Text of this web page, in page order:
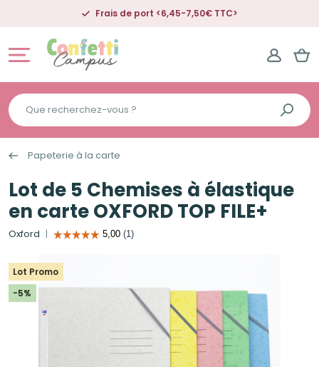
Frais de port <6,45-7,50€ TTC>
Que
recherchez-
vous
?
Papeterie à la carte
Lot de 5 Chemises à élastique
en carte OXFORD TOP FILE+
Oxford
Lot Promo
-5%